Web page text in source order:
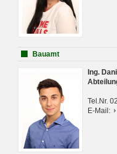
Bauamt
Ing.
Tel.Nr.
E-Mail: